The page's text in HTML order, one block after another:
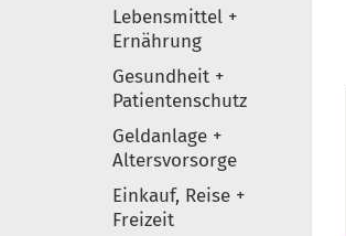
Lebensmittel +
Ernährung
Gesundheit +
Patientenschutz
Geldanlage +
Altersvorsorge
Einkauf, Reise +
Freizeit